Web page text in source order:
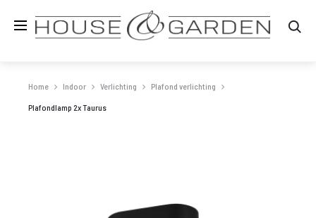
Home Indoor Verlichting Plafond verlichting
Plafondlamp 2x Taurus